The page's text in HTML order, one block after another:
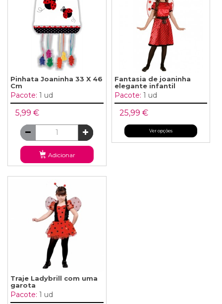
Pinhata Joaninha 33 X 46
Cm
Pacote: 1 ud
5,99 €
Adicionar
Fantasia de joaninha
elegante infantil
Pacote: 1 ud
25,99 €
Ver opções
Traje Ladybrill com uma
garota
Pacote: 1 ud